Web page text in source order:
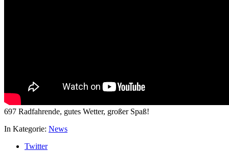
697 Radfahrende, gutes Wetter, großer Spaß!
In Kategorie: News
Twitter